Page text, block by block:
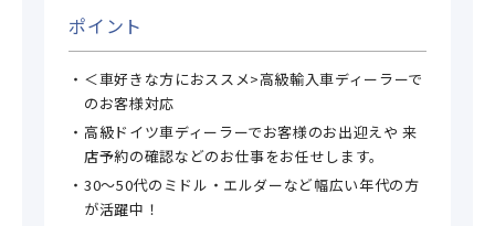
ポイント
＜車好きな方におススメ>高級輸入車ディーラーで
のお客様対応
高級ドイツ車ディーラーでお客様のお出迎えや 来
店予約の確認などのお仕事をお任せします。
30～50代のミドル・エルダーなど幅広い年代の方
が活躍中！